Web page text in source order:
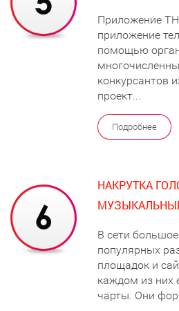
Приложение
приложение
помощью
конкурсантов
проект...
Подробнее
НАКРУТКА
В сети
популярных
площадок и
каждом из них
чарты. Они